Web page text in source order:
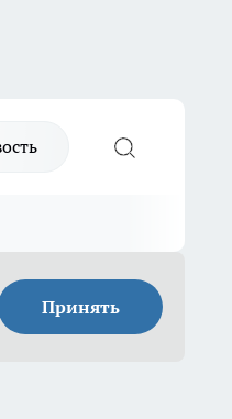
Принять